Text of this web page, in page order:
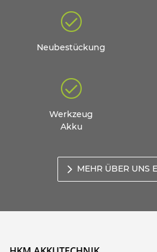
Neubestückung
Werkzeug
Akku
MEHR ÜBER UNS